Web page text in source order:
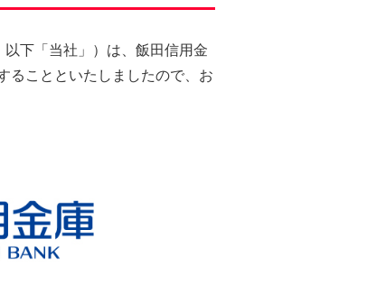
下「当社」）は、飯田信用金
ることといたしましたので、お